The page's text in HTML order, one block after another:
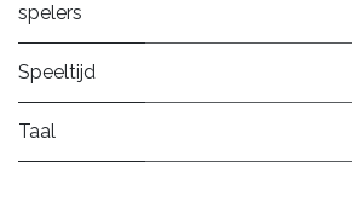
spelers
Speeltijd
Taal